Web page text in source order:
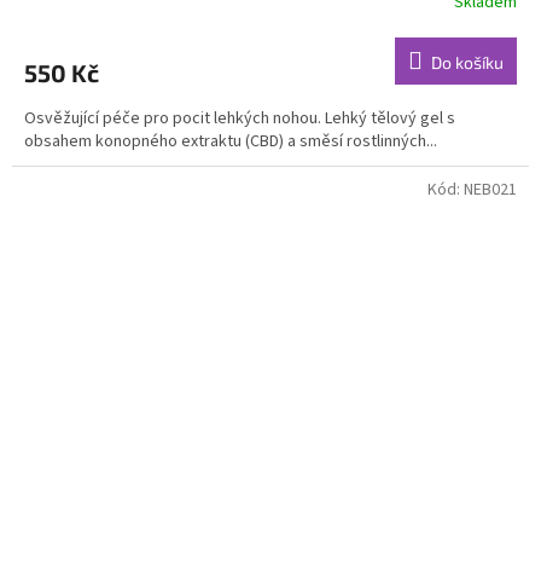
je
z
5
hvězdiček.
550 Kč Do košíku
Osvěžující péče pro pocit lehkých nohou. Lehký tělový gel s
obsahem konopného extraktu (CBD) a směsí rostlinných...
Kód: NEB021